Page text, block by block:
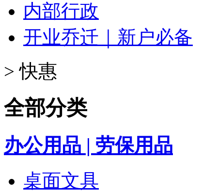
内部行政
开业乔迁｜新户必备
> 快惠
全部分类
办公用品 | 劳保用品
桌面文具